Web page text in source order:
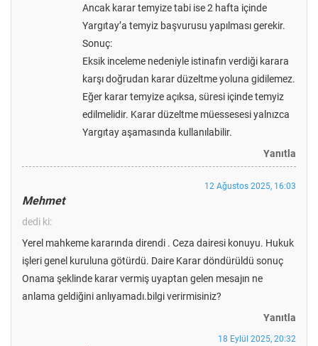
Ancak karar temyize tabi ise 2 hafta içinde
Yargıtay’a temyiz başvurusu yapılması gerekir.
Sonuç:
Eksik inceleme nedeniyle istinafın verdiği karara
karşı doğrudan karar düzeltme yoluna gidilemez.
Eğer karar temyize açıksa, süresi içinde temyiz
edilmelidir. Karar düzeltme müessesesi yalnızca
Yargıtay aşamasında kullanılabilir.
Yanıtla
Mehmet
dedi ki:
12 Ağustos 2025, 16:03
Yerel mahkeme kararında direndi . Ceza dairesi konuyu. Hukuk
işleri genel kuruluna götürdü. Daire Karar döndürüldü sonuç
Onama şeklinde karar vermiş uyaptan gelen mesajın ne
anlama geldiğini anlıyamadı.bilgi verirmisiniz?
Yanıtla
18 Eylül 2025, 20:32